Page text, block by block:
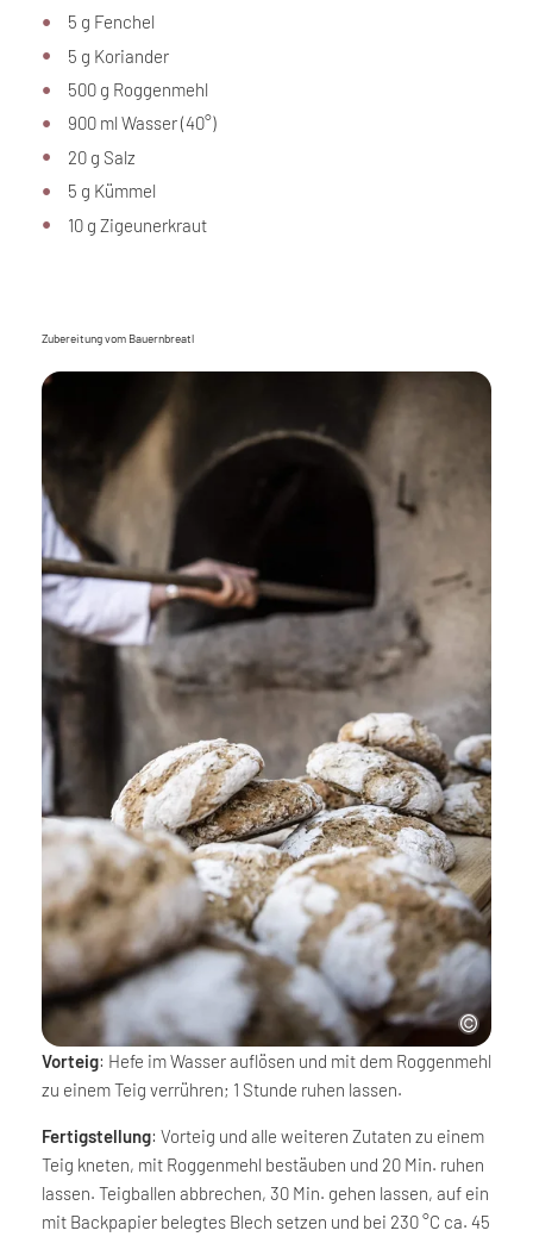
5 g Fenchel
5 g Koriander
500 g Roggenmehl
900 ml Wasser (40°)
20 g Salz
5 g Kümmel
10 g Zigeunerkraut
Zubereitung vom Bauernbreatl
Vorteig: Hefe im Wasser auflösen und mit dem Roggenmehl
zu einem Teig verrühren; 1 Stunde ruhen lassen.
Fertigstellung: Vorteig und alle weiteren Zutaten zu einem
Teig kneten, mit Roggenmehl bestäuben und 20 Min. ruhen
lassen. Teigballen abbrechen, 30 Min. gehen lassen, auf ein
mit Backpapier belegtes Blech setzen und bei 230 °C ca. 45